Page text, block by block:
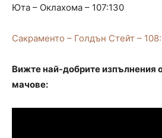
Юта – Оклахома – 107:130
Сакраменто – Голдън Стейт –
Вижте най-добрите изпълнения
мачове: